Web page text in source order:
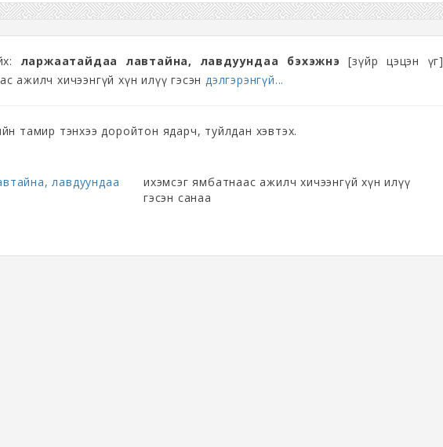
ларжаатайдаа лавтайна, лавдуундаа бэхэжнэ [зүйр цэцэн үг]
ажилч хичээнгүй хүн илүү гэсэн дэлгэрэнгүй...
тамир тэнхээ доройтон ядарч, туйлдан хэвтэх.
лавдуундаа
ихэмсэг ямбатнаас ажилч хичээнгүй хүн илүү
гэсэн санаа